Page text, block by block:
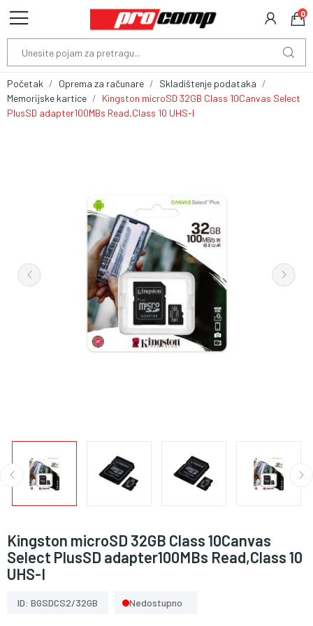
0
Početak Oprema za računare
Skladištenje podataka
Memorijske kartice
Kingston microSD 32GB Class 10Canvas Select
PlusSD adapter100MBs Read,Class 10 UHS-I
Kingston microSD 32GB Class 10Canvas
Select PlusSD adapter100MBs Read,Class 10
UHS-I
ID: BGSDCS2/32GB Nedostupno